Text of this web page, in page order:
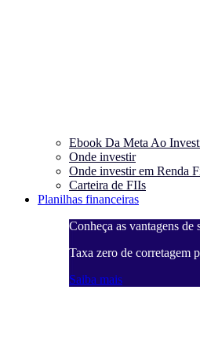
Ebook Da Meta Ao
Onde investir
Onde investir em Renda
Carteira de FIIs
Planilhas financeiras
Conheça as vantagens de
Taxa zero de corretagem
Saiba mais